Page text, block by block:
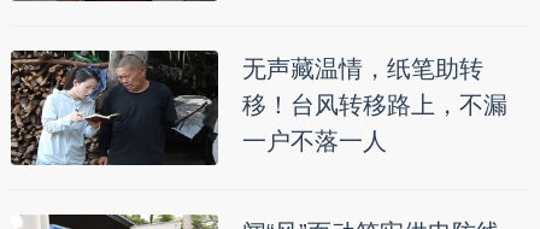
无声藏温情，纸笔助转
移！台风转移路上，不漏
一户不落一人